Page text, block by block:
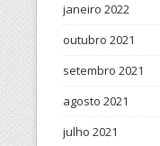
janeiro 2022
outubro 2021
setembro 2021
agosto 2021
julho 2021